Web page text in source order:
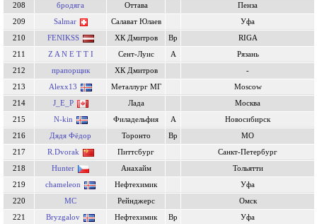
208
бродяга Оттава
Пенза
209
Salmar Салават Юлаев
Уфа
210
FENIKSS ХК Дмитров Вр
RIGA
211
Z A N E T T I Сент-Луис А
Рязань
212
прапорщик ХК Дмитров
-
213
Alexx13 Металлург МГ
Moscow
214
J_E_P Лада
Москва
215
N-kin Филадельфия А
Новосибирск
216
Дядя Фёдор Торонто Вр
МО
217
R.Dvorak Питтсбург
Санкт-Петербург
218
Hunter Анахайм
Тольятти
219
chameleon Нефтехимик
Уфа
220
MC Рейнджерс
Омск
221
Bryzgalov Нефтехимик Вр
Уфа